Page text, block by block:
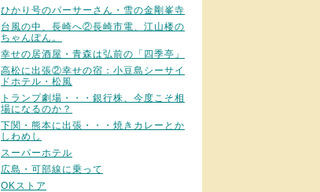
ひかり号のパーサーさん・雪の金剛峯寺
台風の中、長崎へ②長崎市電、江山楼の
ちゃんぽん。
幸せの居酒屋・青森は弘前の「四季亭」
高松に出張②幸せの宿：小豆島シーサイ
ドホテル・松風
トランプ劇場・・・銀行株、今度こそ相
場になるのか？
下関・熊本に出張・・・焼きカレーとか
しわめし
スーパーホテル
広島・可部線に乗って
OKストア